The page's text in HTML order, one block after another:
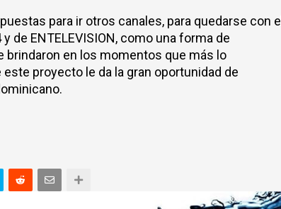
para ir otros canales, para quedarse con el
de ENTELEVISION, como una forma de
brindaron en los momentos que más lo
proyecto le da la gran oportunidad de